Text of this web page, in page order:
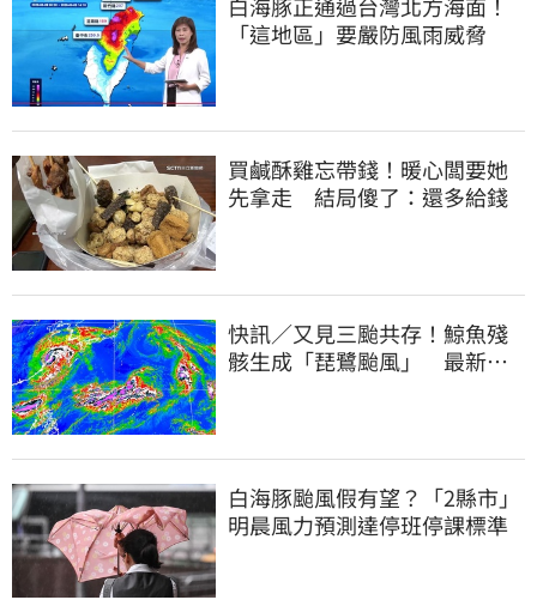
「這地區」要嚴防風雨威脅
買鹹酥雞忘帶錢！暖心闆要她
先拿走 結局傻了：還多給錢
快訊／又見三颱共存！鯨魚殘
骸生成「琵鷺颱風」 最新路
白海豚颱風假有望？「2縣市」
明晨風力預測達停班停課標準